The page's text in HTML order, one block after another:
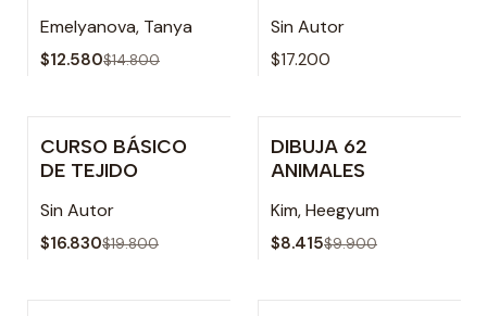
Emelyanova, Tanya
$12.580$14.800
Sin Autor
$17.200
-15% OFF
CURSO BÁSICO
DE TEJIDO
Sin Autor
$16.830$19.800
-15% OFF
DIBUJA 62
ANIMALES
Kim, Heegyum
$8.415$9.900